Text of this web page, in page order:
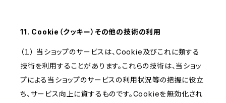
11. Cookie（クッキー）その他の技術の利用
（１） 当ショップのサービスは、Cookie及びこれに類する
技術を利用することがあります。これらの技術は、当ショッ
プによる当ショップのサービスの利用状況等の把握に役立
ち、サービス向上に資するものです。Cookieを無効化され